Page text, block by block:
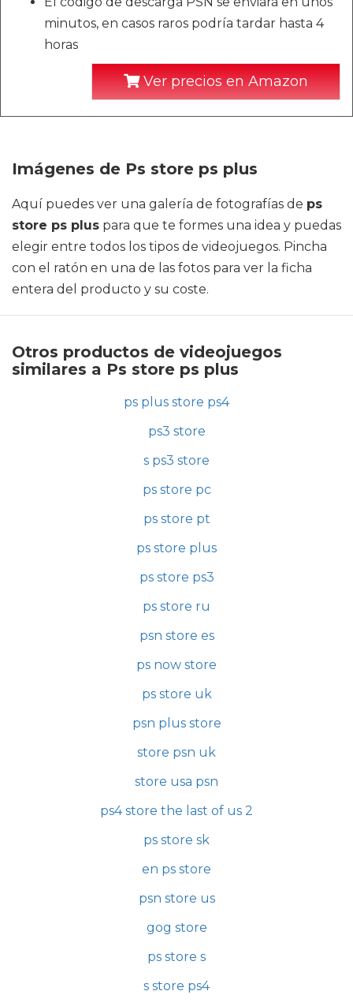
minutos, en casos raros podría tardar hasta 4
horas
Ver precios en Amazon
Imágenes de Ps store ps plus
Aquí puedes ver una galería de fotografías de ps
store ps plus para que te formes una idea y puedas
elegir entre todos los tipos de videojuegos. Pincha
con el ratón en una de las fotos para ver la ficha
entera del producto y su coste.
Otros productos de videojuegos
similares a Ps store ps plus
ps plus store ps4
ps3 store
s ps3 store
ps store pc
ps store pt
ps store plus
ps store ps3
ps store ru
psn store es
ps now store
ps store uk
psn plus store
store psn uk
store usa psn
ps4 store the last of us 2
ps store sk
en ps store
psn store us
gog store
ps store s
s store ps4